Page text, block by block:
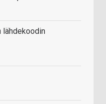
lähdekoodin